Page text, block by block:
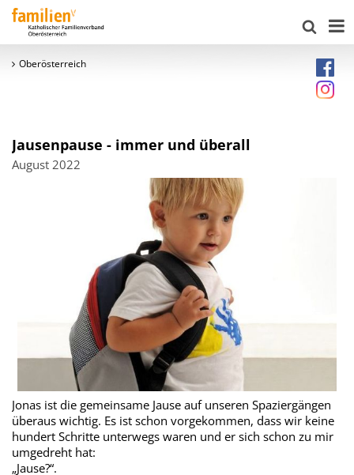
Oberösterreich
Jausenpause - immer und überall
August 2022
Jonas ist die gemeinsame Jause auf unseren Spaziergängen
überaus wichtig. Es ist schon vorgekommen, dass wir keine
hundert Schritte unterwegs waren und er sich schon zu mir
umgedreht hat:
„Jause?“.